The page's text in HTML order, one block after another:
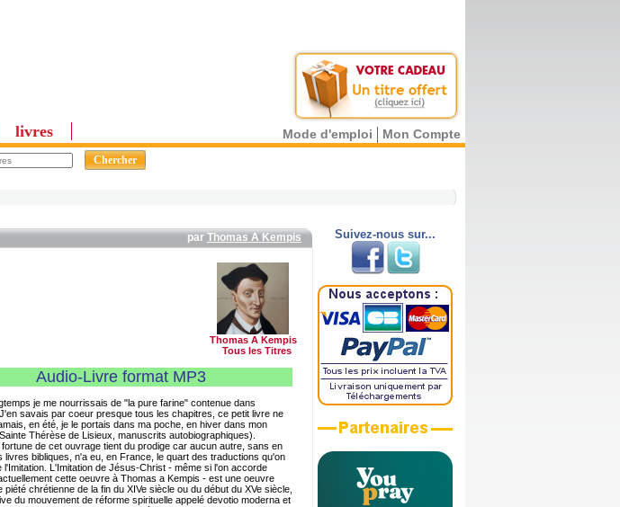
livres Mode d'emploi Mon Compte
par Thomas A Kempis
Thomas A Kempis
Tous les Titres
Audio-Livre format MP3
je me nourrissais de "la pure farine" contenue dans
savais par coeur presque tous les chapitres, ce petit livre ne
en été, je le portais dans ma poche, en hiver dans mon
Thérèse de Lisieux, manuscrits autobiographiques).
de cet ouvrage tient du prodige car aucun autre, sans en
livres bibliques, n'a eu, en France, le quart des traductions qu'on
l'Imitation. L'Imitation de Jésus-Christ - même si l'on accorde
cette oeuvre à Thomas a Kempis - est une oeuvre
piété chrétienne de la fin du XIVe siècle ou du début du XVe siècle,
du mouvement de réforme spirituelle appelé devotio moderna et
Suivez-nous sur...